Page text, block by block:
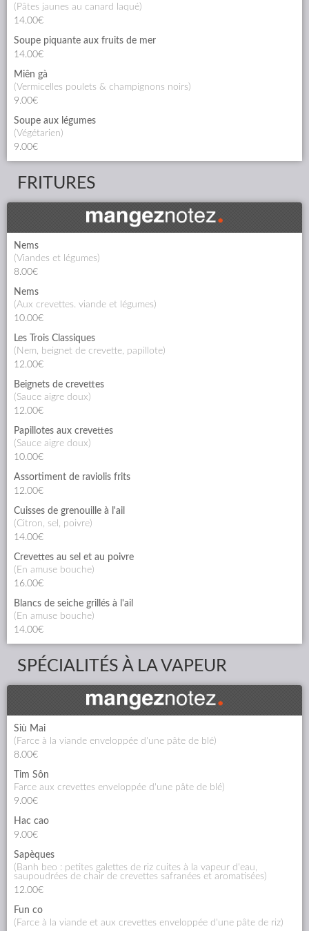
(pâtes jaunes au canard laqué)
14.00€
Soupe piquante aux fruits de mer
14.00€
Miên gà
(vermicelles poulets & champignons noirs)
9.00€
Soupe aux légumes
(végétarien)
9.00€
FRITURES
Nems
(viandes et légumes)
8.00€
Nems
(aux crevettes. viande et légumes)
10.00€
Les Trois Classiques
(nem, beignet de crevette, papillote)
12.00€
Beignets de crevettes
(sauce aigre doux)
12.00€
Papillotes aux crevettes
(sauce aigre doux)
10.00€
Assortiment de raviolis frits
12.00€
Cuisses de grenouille à l'ail
(citron, sel, poivre)
14.00€
Crevettes au sel et au poivre
(en amuse bouche)
16.00€
Blancs de seiche grillés à l'ail
(en amuse bouche)
14.00€
SPÉCIALITÉS À LA VAPEUR
Siù Mai
(farce à la viande enveloppée d'une pâte de blé)
8.00€
Tim Sôn
farce aux crevettes enveloppée d'une pâte de blé)
9.00€
Hac cao
9.00€
Sapèques
(banh beo : petites galettes de riz cuites à la vapeur d'eau,
saupoudrées de chair de crevettes safranées et aromatisées)
12.00€
Fun co
(farce à la viande et aux crevettes enveloppée d'une pâte de riz)